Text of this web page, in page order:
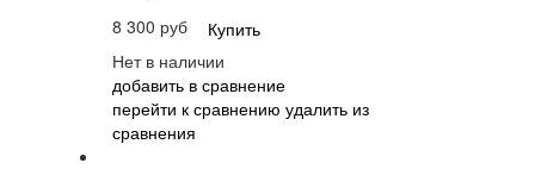
8 300 руб
Купить
Нет в наличии
добавить в сравнение
перейти к сравнению удалить из
сравнения